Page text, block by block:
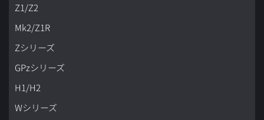
Z1/Z2
Mk2/Z1R
Zシリーズ
GPzシリーズ
H1/H2
Wシリーズ